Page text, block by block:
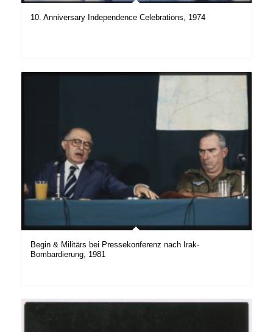
10. Anniversary Independence Celebrations, 1974
Begin & Militärs bei Pressekonferenz nach Irak-
Bombardierung, 1981